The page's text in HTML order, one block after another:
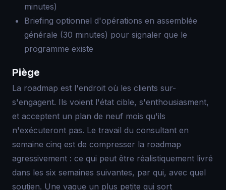
minutes)
Briefing optionnel d'opérations en assemblée
générale (30 minutes) pour signaler que le
programme existe
Piège
La roadmap est l'endroit où les clients sur-
s'engagent. Ils voient l'état cible, s'enthousiasment,
et acceptent un plan de neuf mois qu'ils
n'exécuteront pas. Le travail du consultant en
semaine cinq est de compresser la roadmap
agressivement : ce qui peut être réalistiquement livré
dans les six semaines suivantes, par qui, avec quel
soutien. Une vague un plus petite qui sort